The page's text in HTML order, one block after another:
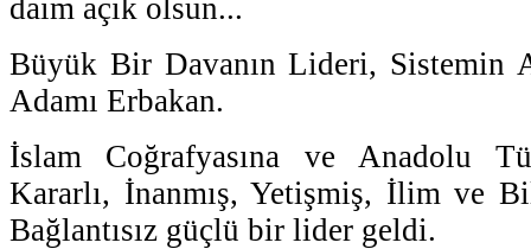
daim açık olsun...
Büyük Bir Davanın Lideri, Sistemin
Adamı Erbakan.
İslam Coğrafyasına ve Anadolu
Kararlı, İnanmış, Yetişmiş, İlim ve
Bağlantısız güçlü bir lider geldi.